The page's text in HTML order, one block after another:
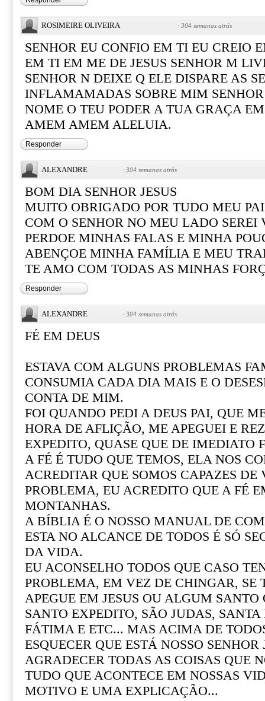
ROSIMEIRE OLIVEIRA · 304 semanas atrás
SENHOR EU CONFIO EM TI EU CREIO
EM TI EM ME DE JESUS SENHOR M
SENHOR N DEIXE Q ELE DISPARE AS
INFLAMAMADAS SOBRE MIM
NOME O TEU PODER A TUA GRAÇA
AMEM AMEM ALELUIA.
Responder
ALEXANDRE · 304 semanas atrás
BOM DIA SENHOR JESUS
MUITO OBRIGADO POR TUDO MEU PAI
COM O SENHOR NO MEU LADO SEREI
PERDOE MINHAS FALAS E MINHA
ABENÇOE MINHA FAMÍLIA E MEU
TE AMO COM TODAS AS MINHAS
Responder
ALEXANDRE · 304 semanas atrás
FÉ EM DEUS
ESTAVA COM ALGUNS PROBLEMAS
CONSUMIA CADA DIA MAIS E O
CONTA DE MIM.
FOI QUANDO PEDI A DEUS PAI, QUE
HORA DE AFLIÇÃO, ME APEGUEI E
EXPEDITO, QUASE QUE DE IMEDIATO
A FÉ É TUDO QUE TEMOS, ELA NOS
ACREDITAR QUE SOMOS CAPAZES DE
PROBLEMA, EU ACREDITO QUE A FÉ
MONTANHAS.
A BÍBLIA É O NOSSO MANUAL DE
ESTA NO ALCANCE DE TODOS É SÓ
DA VIDA.
EU ACONSELHO TODOS QUE CASO
PROBLEMA, EM VEZ DE CHINGAR, SE
APEGUE EM JESUS OU ALGUM SANTO
SANTO EXPEDITO, SÃO JUDAS, SANTA
FÁTIMA E ETC... MAS ACIMA DE
ESQUECER QUE ESTÁ NOSSO SENHOR
AGRADECER TODAS AS COISAS QUE
TUDO QUE ACONTECE EM NOSSAS
MOTIVO E UMA EXPLICAÇÃO...